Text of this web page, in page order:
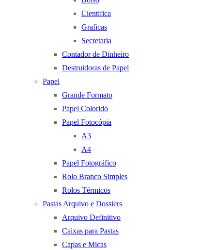
Cientifica
Graficas
Secretaria
Contador de Dinheiro
Destruidoras de Papel
Papel
Grande Formato
Papel Colorido
Papel Fotocópia
A3
A4
Papel Fotográfico
Rolo Branco Simples
Rolos Térmicos
Pastas Arquivo e Dossiers
Arquivo Definitivo
Caixas para Pastas
Capas e Micas